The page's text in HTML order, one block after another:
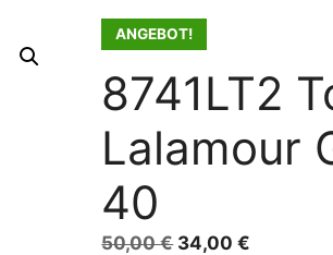
ANGEBOT!
8741LT2
Lalamour
40
50,00€ Ursprünglicher
34,00€